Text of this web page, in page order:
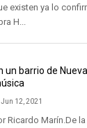
existen ya lo
H...
un barrio de
Jun 12, 2021
Ricardo Marín.De